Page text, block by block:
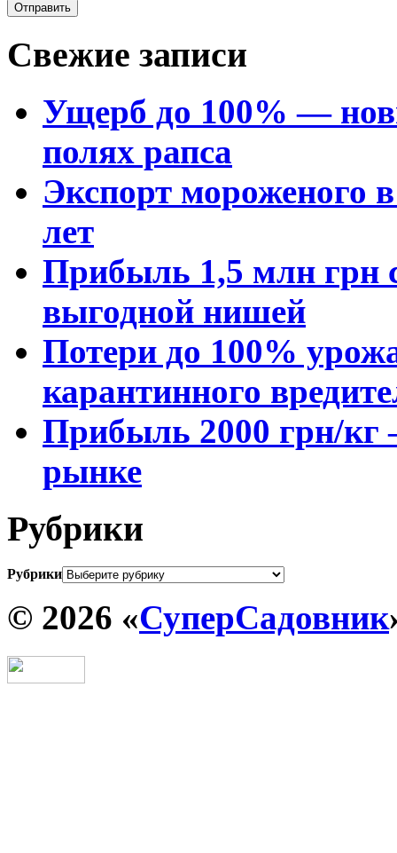
Свежие записи
Ущерб до 100% —
полях рапса
Экспорт мороженого
лет
Прибыль 1,5 млн грн
выгодной нишей
Потери до 100%
карантинного
Прибыль 2000 грн/кг
рынке
Рубрики
Рубрики
© 2026 «СуперСадовник